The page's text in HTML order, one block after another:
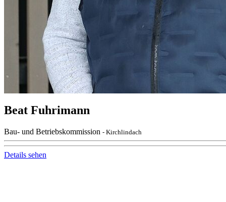
Beat Fuhrimann
Bau- und Betriebskommission - Kirchlindach
Details sehen